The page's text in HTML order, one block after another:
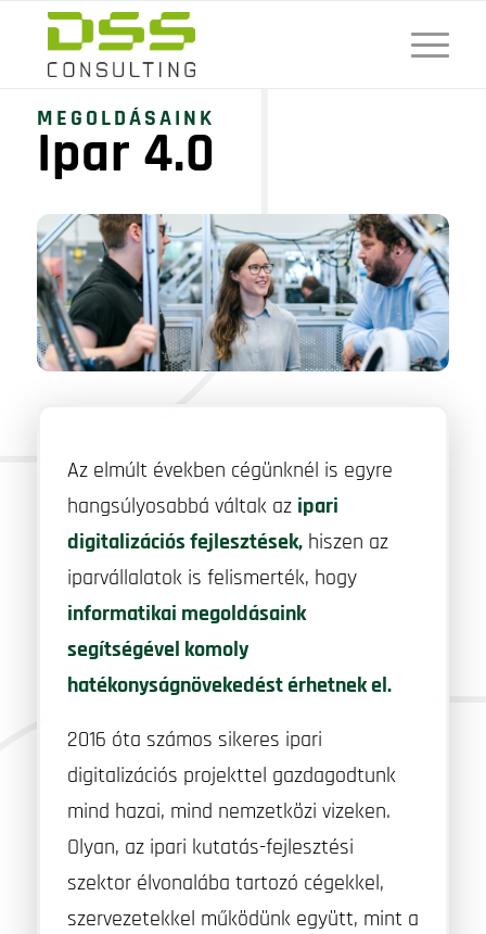
MEGOLDÁSAINK
Ipar 4.0
Az elmúlt években cégünknél is egyre
hangsúlyosabbá váltak az ipari
digitalizációs fejlesztések,hiszen az
iparvállalatok is felismerték, hogy
informatikai megoldásaink
segítségével komoly
hatékonyságnövekedést érhetnek el.
2016 óta számos sikeres ipari
digitalizációs projekttel gazdagodtunk
mind hazai, mind nemzetközi vizeken.
Olyan, az ipari kutatás-fejlesztési
szektor élvonalába tartozó cégekkel,
szervezetekkel működünk együtt, mint a